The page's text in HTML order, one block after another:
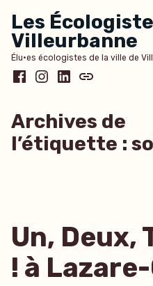
au
contenu
Les
Villeurbanne
Élu·es écologistes de la ville de
Facebook
Instagram
LinkedInBluesky
Archives de
l’étiquette :
Un, Deux,
! à